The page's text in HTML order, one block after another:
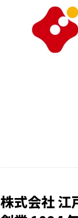
株式会社 江